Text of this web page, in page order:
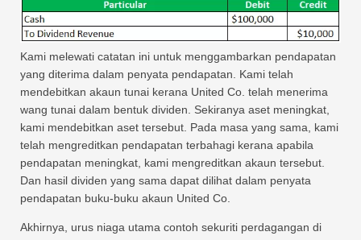
Kami melewati catatan ini untuk menggambarkan pendapatan
yang diterima dalam penyata pendapatan. Kami telah
mendebitkan akaun tunai kerana United Co. telah menerima
wang tunai dalam bentuk dividen. Sekiranya aset meningkat,
kami mendebitkan aset tersebut. Pada masa yang sama, kami
telah mengreditkan pendapatan terbahagi kerana apabila
pendapatan meningkat, kami mengreditkan akaun tersebut.
Dan hasil dividen yang sama dapat dilihat dalam penyata
pendapatan buku-buku akaun United Co.
Akhirnya, urus niaga utama contoh sekuriti perdagangan di